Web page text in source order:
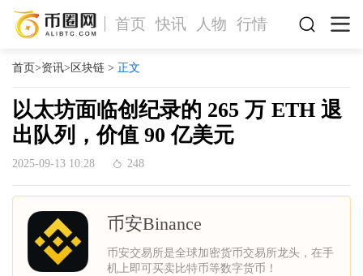
首页 快讯 人物 行情
首页>资讯>区块链> 正文
以太坊面临创纪录的 265 万 ETH 退
出队列，价值 90 亿美元
2025-09-13 10:28 248
币安Binance
币安交易所是全球加密货币交易所龙头，在手
机上即可买卖比特币等数字货币！